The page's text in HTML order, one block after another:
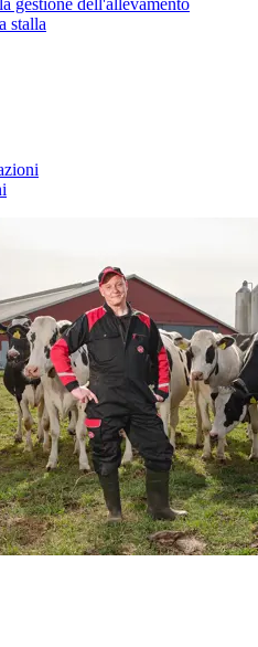
gestione dell'allevamento
stalla